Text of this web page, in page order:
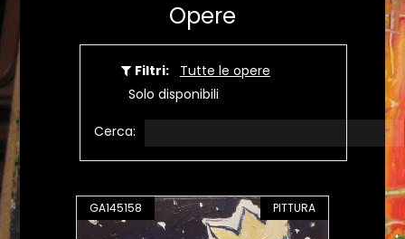
Opere
Filtri:
Tutte le opere
Solo disponibili
Cerca:
GA145158 PITTURA